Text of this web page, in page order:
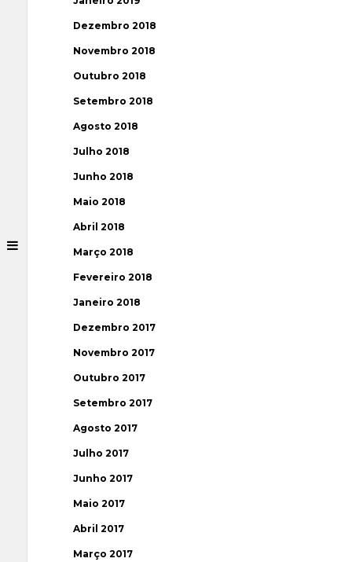
Dezembro 2018
Novembro 2018
Outubro 2018
Setembro 2018
Agosto 2018
Julho 2018
Junho 2018
Maio 2018
Abril 2018
Março 2018
Fevereiro 2018
Janeiro 2018
Dezembro 2017
Novembro 2017
Outubro 2017
Setembro 2017
Agosto 2017
Julho 2017
Junho 2017
Maio 2017
Abril 2017
Março 2017